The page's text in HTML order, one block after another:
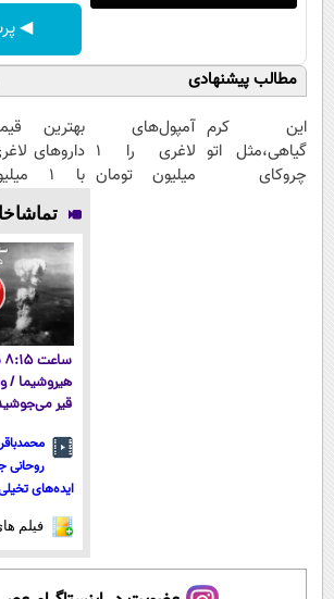
◀
مطالب پیشنهادی
این کرم
گیاهی،مثل اتو
چروکای
آمپول‌های
لاغری را ۱
میلیون تومان
بهترین
داروهای
با ۱
تخفیف و
از داروخانه‌
هیروشیما /
قیر
روحانی
ایده‌های
فیلم